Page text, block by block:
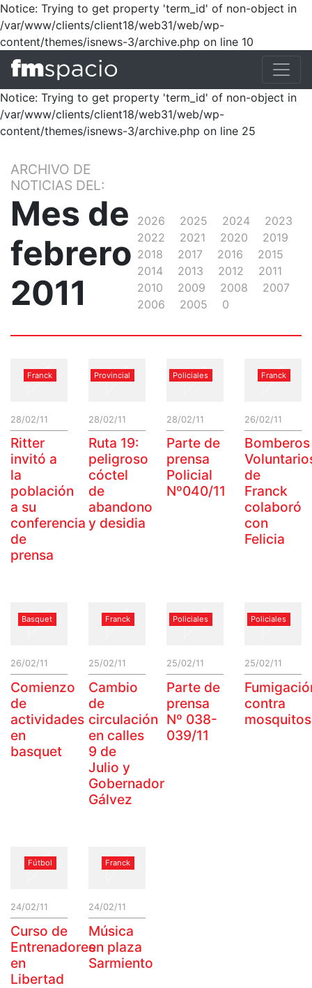
Notice: Trying to get property 'term_id' of non-object in
/var/www/clients/client18/web31/web/wp-
content/themes/isnews-3/archive.php on line 10
Notice: Trying to get property 'term_id' of non-object in
/var/www/clients/client18/web31/web/wp-
content/themes/isnews-3/archive.php on line 25
ARCHIVO DE
NOTICIAS DEL:
Mes de
febrero
2011
2026 2025 2024
2023
2022
2021 2020
2019
2018
2017 2016
2015
2014
2013 2012
2011
2010
2009 2008
2007
2006
2005 0
Franck
28/02/11
Ritter
invitó a
la
población
a su
conferencia
de
prensa
Provincial
28/02/11
Ruta 19:
peligroso
cóctel
de
abandono
y desidia
Policiales
28/02/11
Parte de
prensa
Policial
Nº040/11
Franck
26/02/11
Bomberos
de
Franck
colaboró
con
Felicia
Basquet
26/02/11
Comienzo
de
actividades
en
basquet
Franck
25/02/11
Cambio
de
circulación
en calles
9 de
Julio y
Gobernador
Gálvez
Policiales
25/02/11
Parte de
prensa
Nº 038-
039/11
Policiales
25/02/11
contra
mosquitos
Fútbol
24/02/11
Curso de
Entrenadores
en
Libertad
Franck
24/02/11
Música
en plaza
Sarmiento